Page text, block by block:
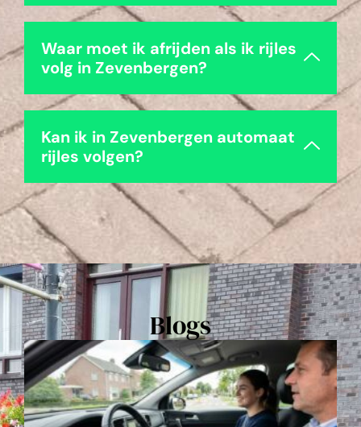
Waar moet ik afrijden als ik rijles
volg in Zevenbergen?
Kan ik in Zevenbergen automaat
rijles volgen?
Blogs